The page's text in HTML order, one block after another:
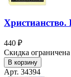
440 ₽
Скидка ограничена
В корзину
Арт. 34394